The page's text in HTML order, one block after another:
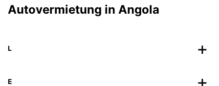
Autovermietung in Angola
L
E